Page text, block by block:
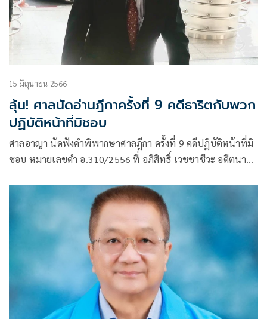
15 มิถุนายน 2566
ลุ้น! ศาลนัดอ่านฎีกาครั้งที่ 9 คดีธาริตกับพวก
ปฏิบัติหน้าที่มิชอบ
ศาลอาญา นัดฟังคำพิพากษาศาลฎีกา ครั้งที่ 9 คดีปฏิบัติหน้าที่มิ
ชอบ หมายเลขดำ อ.310/2556 ที่ อภิสิทธิ์ เวชชาชีวะ อดีตนายก